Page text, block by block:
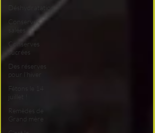
Déshydratation
Conserves
salées
Conserves
sucrées
Des réserves
pour l'hiver
Fêtons le 14
Remèdes de
Grand mère